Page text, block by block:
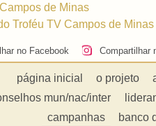
de Minas
Troféu TV Campos de Minas
no Facebook Compartilhar
página inicial o projeto
mun/nac/inter
campanhas
banco